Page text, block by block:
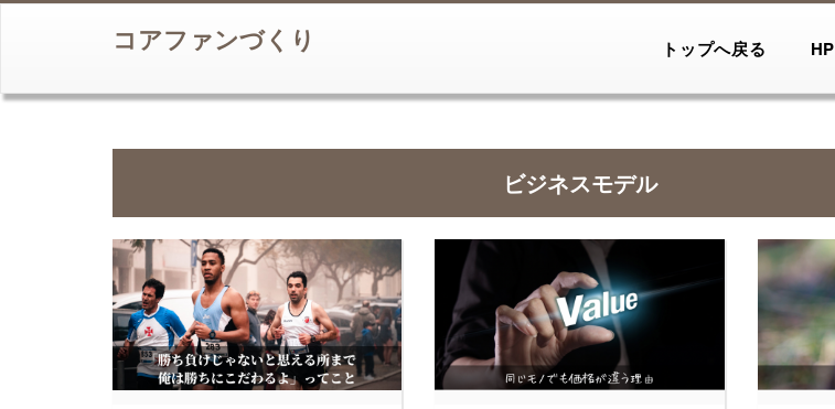
コアファンづくり トップへ戻る HP
ビジネスモデル